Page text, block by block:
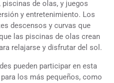
piscinas de olas, y juegos
y entretenimiento. Los
descensos y curvas que
las piscinas de olas crean
relajarse y disfrutar del sol.
pueden participar en esta
los más pequeños, como